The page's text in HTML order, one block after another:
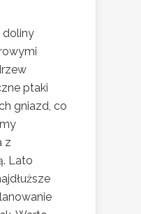
doliny
ptaki
gniazd, co
z
Lato